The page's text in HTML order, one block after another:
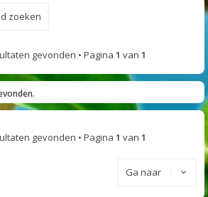
zoeken
gevonden • Pagina 1 van 1
gevonden • Pagina 1 van 1
Ga naar